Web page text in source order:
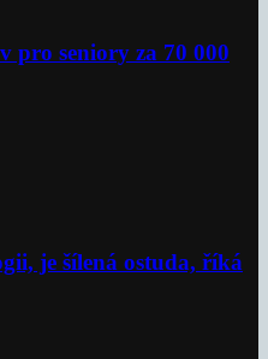
pro seniory za 70 000
je šílená ostuda, říká